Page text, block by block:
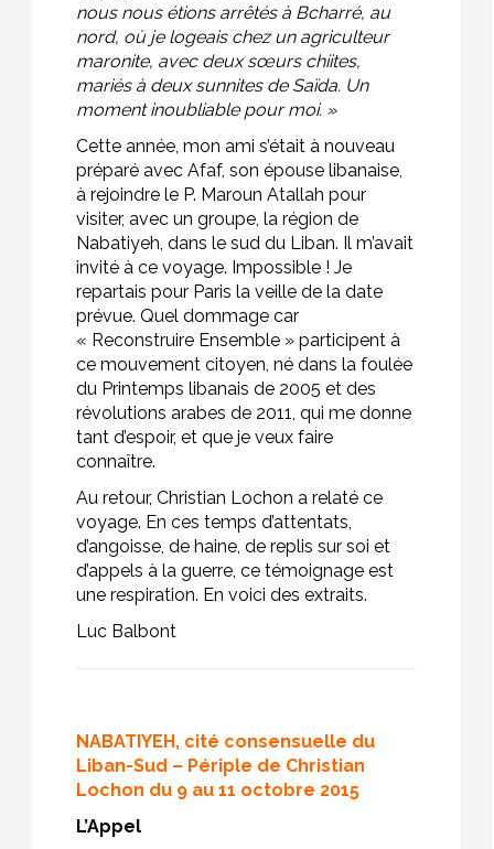
nous nous étions arrêtés à Bcharré, au
nord, où je logeais chez un agriculteur
maronite, avec deux sœurs chiites,
mariés à deux sunnites de Saïda. Un
moment inoubliable pour moi. »
Cette année, mon ami s’était à nouveau
préparé avec Afaf, son épouse libanaise,
à rejoindre le P. Maroun Atallah pour
visiter, avec un groupe, la région de
Nabatiyeh, dans le sud du Liban. Il m’avait
invité à ce voyage. Impossible ! Je
repartais pour Paris la veille de la date
prévue. Quel dommage car
« Reconstruire Ensemble » participent à
ce mouvement citoyen, né dans la foulée
du Printemps libanais de 2005 et des
révolutions arabes de 2011, qui me donne
tant d’espoir, et que je veux faire
connaître.
Au retour, Christian Lochon a relaté ce
voyage. En ces temps d’attentats,
d’angoisse, de haine, de replis sur soi et
d’appels à la guerre, ce témoignage est
une respiration. En voici des extraits.
Luc Balbont
NABATIYEH, cité consensuelle du
Liban-Sud – Périple de Christian
Lochon du 9 au 11 octobre 2015
L’Appel